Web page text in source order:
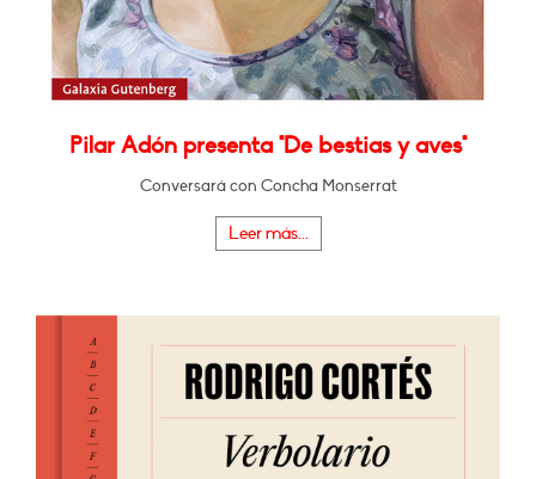
Pilar Adón presenta "De bestias y aves"
Conversará con Concha Monserrat
Leer más...